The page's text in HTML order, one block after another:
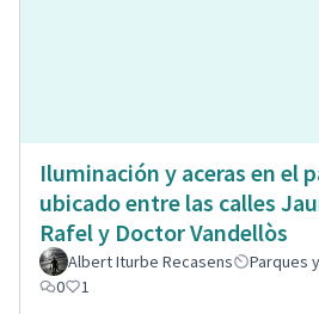
Iluminación y aceras en el
ubicado entre las calles
Rafel y Doctor Vandellòs
Albert Iturbe Recasens
Parques
0
1